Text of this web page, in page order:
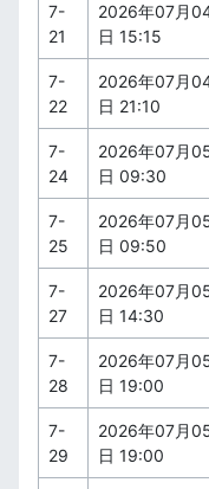
7-
21
2026年07月
日 15:15
7-
22
2026年07月
日 21:10
7-
24
2026年07月
日 09:30
7-
25
2026年07月
日 09:50
7-
27
2026年07月
日 14:30
7-
28
2026年07月
日 19:00
7-
29
2026年07月
日 19:00